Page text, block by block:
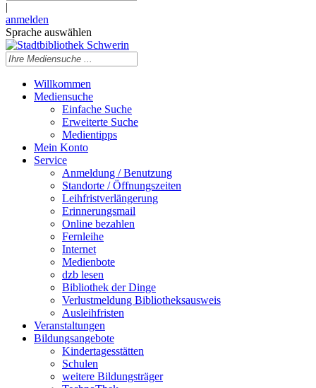
|
anmelden
Sprache auswählen
Willkommen
Mediensuche
Einfache Suche
Erweiterte Suche
Medientipps
Mein Konto
Service
Anmeldung / Benutzung
Standorte / Öffnungszeiten
Leihfristverlängerung
Erinnerungsmail
Online bezahlen
Fernleihe
Internet
Medienbote
dzb lesen
Bibliothek der Dinge
Verlustmeldung Bibliotheksausweis
Ausleihfristen
Veranstaltungen
Bildungsangebote
Kindertagesstätten
Schulen
weitere Bildungsträger